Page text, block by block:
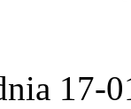
17-